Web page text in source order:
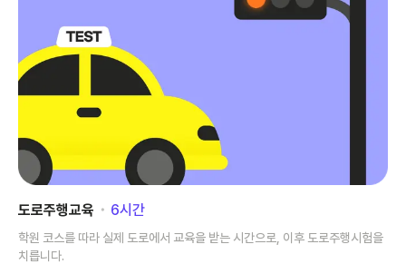
도로주행교육 ･ 6시간
학원 코스를 따라 실제 도로에서 교육을 받는 시간으로, 이후 도로주행시험을
치릅니다.